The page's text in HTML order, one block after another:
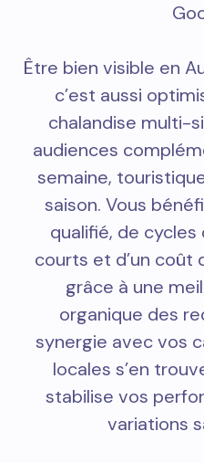
Être bien visible en
c’est aussi
chalandise multi-
audiences
semaine,
saison. Vous
qualifié, de
courts et d’un coût
grâce à une
organique des
synergie avec vos
locales s’en
stabilise vos
variations